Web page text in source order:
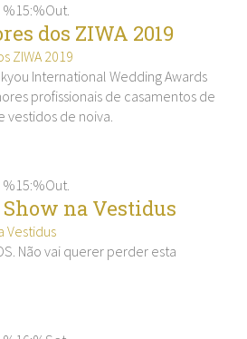
dos ZIWA 2019
International Wedding Awards
profissionais de casamentos de
vestidos de noiva.
na Vestidus
Não vai querer perder esta